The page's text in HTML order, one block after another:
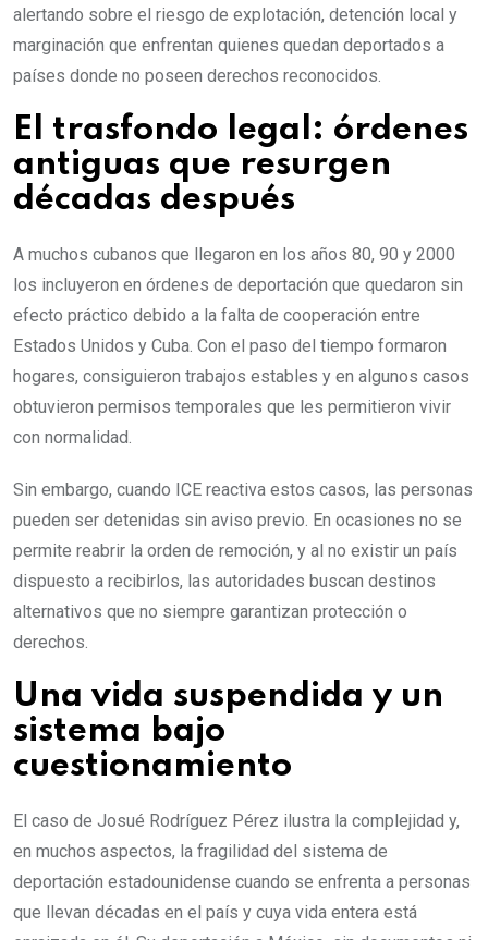
alertando sobre el riesgo de explotación, detención local y
marginación que enfrentan quienes quedan deportados a
países donde no poseen derechos reconocidos.
El trasfondo legal: órdenes
antiguas que resurgen
décadas después
A muchos cubanos que llegaron en los años 80, 90 y 2000
los incluyeron en órdenes de deportación que quedaron sin
efecto práctico debido a la falta de cooperación entre
Estados Unidos y Cuba. Con el paso del tiempo formaron
hogares, consiguieron trabajos estables y en algunos casos
obtuvieron permisos temporales que les permitieron vivir
con normalidad.
Sin embargo, cuando ICE reactiva estos casos, las personas
pueden ser detenidas sin aviso previo. En ocasiones no se
permite reabrir la orden de remoción, y al no existir un país
dispuesto a recibirlos, las autoridades buscan destinos
alternativos que no siempre garantizan protección o
derechos.
Una vida suspendida y un
sistema bajo
cuestionamiento
El caso de Josué Rodríguez Pérez ilustra la complejidad y,
en muchos aspectos, la fragilidad del sistema de
deportación estadounidense cuando se enfrenta a personas
que llevan décadas en el país y cuya vida entera está